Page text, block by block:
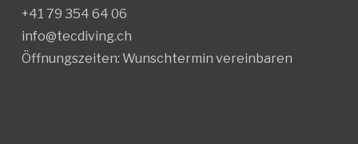
+41 79 354 64 06
info@tecdiving.ch
Öffnungszeiten: Wunschtermin vereinbaren